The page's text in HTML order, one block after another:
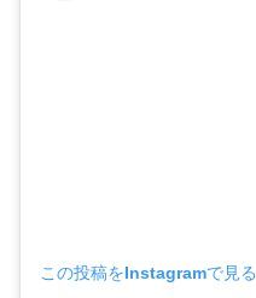
この投稿をInstagramで見る